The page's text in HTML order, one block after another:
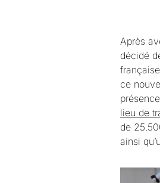
Après
décidé
ce
lieu de
de
ainsi